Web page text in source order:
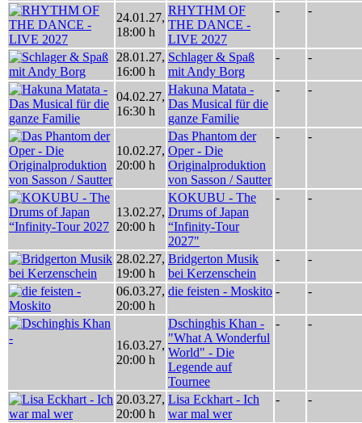
24.01.27,
18:00 h
RHYTHM OF
THE DANCE -
LIVE 2027
- -
28.01.27,
16:00 h
Schlager & Spaß
mit Andy Borg
- -
04.02.27,
16:30 h
Hakuna Matata -
Das Musical für die
ganze Familie
- -
10.02.27,
20:00 h
Das Phantom der
Oper - Die
Originalproduktion
von Sasson / Sautter
- -
13.02.27,
20:00 h
KOKUBU - The
Drums of Japan
“Infinity-Tour
2027"
- -
28.02.27,
19:00 h
Bridgerton Musik
bei Kerzenschein
- -
06.03.27,
20:00 h
die feisten - Moskito - -
16.03.27,
20:00 h
Dschinghis Khan -
"What A Wonderful
World" - Die
Legende auf
Tournee
- -
20.03.27,
20:00 h
Lisa Eckhart - Ich
war mal wer
- -